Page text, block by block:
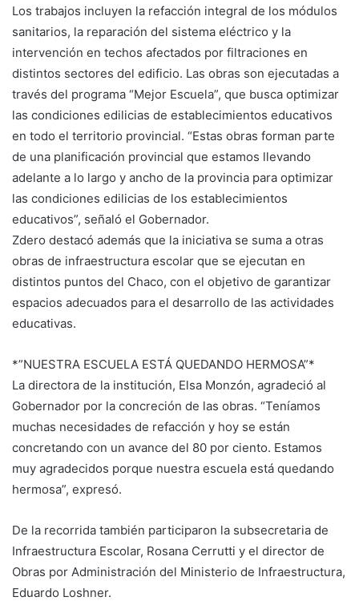
Los trabajos incluyen la refacción integral de los módulos
sanitarios, la reparación del sistema eléctrico y la
intervención en techos afectados por filtraciones en
distintos sectores del edificio. Las obras son ejecutadas a
través del programa “Mejor Escuela”, que busca optimizar
las condiciones edilicias de establecimientos educativos
en todo el territorio provincial. “Estas obras forman parte
de una planificación provincial que estamos llevando
adelante a lo largo y ancho de la provincia para optimizar
las condiciones edilicias de los establecimientos
educativos”, señaló el Gobernador.
Zdero destacó además que la iniciativa se suma a otras
obras de infraestructura escolar que se ejecutan en
distintos puntos del Chaco, con el objetivo de garantizar
espacios adecuados para el desarrollo de las actividades
educativas.
*”NUESTRA ESCUELA ESTÁ QUEDANDO HERMOSA”*
La directora de la institución, Elsa Monzón, agradeció al
Gobernador por la concreción de las obras. “Teníamos
muchas necesidades de refacción y hoy se están
concretando con un avance del 80 por ciento. Estamos
muy agradecidos porque nuestra escuela está quedando
hermosa”, expresó.
De la recorrida también participaron la subsecretaria de
Infraestructura Escolar, Rosana Cerrutti y el director de
Obras por Administración del Ministerio de Infraestructura,
Eduardo Loshner.